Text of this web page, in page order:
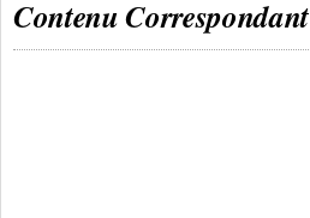
Contenu Correspondant